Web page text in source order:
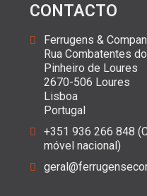
CONTACTO
Ferrugens &
Rua Combatentes
Pinheiro de Loures
2670-506 Loures
Lisboa
Portugal
+351 936 266 848
móvel nacional)